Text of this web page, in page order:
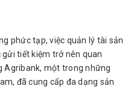
phức tạp, việc quản lý tài sản
tiết kiệm trở nên quan
Agribank, một trong những
đã cung cấp đa dạng sản